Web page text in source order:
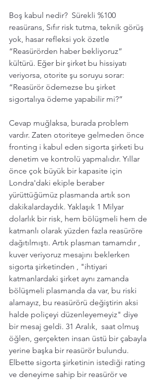
Boş kabul nedir?  Sürekli %100
reasürans, Sıfır risk tutma, teknik görüş
yok, hasar refleksi yok özetle
“Reasürörden haber bekliyoruz”
kültürü. Eğer bir şirket bu hissiyatı
veriyorsa, otorite şu soruyu sorar:
“Reasürör ödemezse bu şirket
sigortalıya ödeme yapabilir mi?”
Cevap muğlaksa, burada problem
vardır. Zaten otoriteye gelmeden önce
fronting i kabul eden sigorta şirketi bu
denetim ve kontrolü yapmalıdır. Yıllar
önce çok büyük bir kapasite için
Londra'daki ekiple beraber
yürüttüğümüz plasmanda artık son
dakikalardaydık. Yaklaşık 1 Milyar
dolarlık bir risk, hem bölüşmeli hem de
katmanlı olarak yüzden fazla reasüröre
dağıtılmıştı. Artık plasman tamamdır ,
kuver veriyoruz mesajını beklerken
sigorta şirketinden , "ihtiyari
katmanlardaki şirket aynı zamanda
bölüşmeli plasmanda da var, bu riski
alamayız, bu reasürörü değiştirin aksi
halde poliçeyi düzenleyemeyiz" diye
bir mesaj geldi. 31 Aralık,  saat olmuş
öğlen, gerçekten insan üstü bir çabayla
yerine başka bir reasürör bulundu.
Elbette sigorta şirketinin istediği rating
ve deneyime sahip bir reasürör ve